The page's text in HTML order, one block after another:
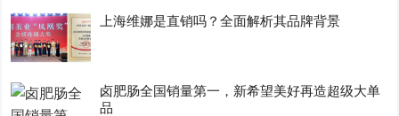
上海维娜是直销吗？全面解析其品牌背景
卤肥肠全国销量第一，新希望美好再造超级大单
品